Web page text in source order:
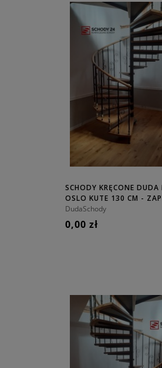
SCHODY KRĘCONE DUDA
OSLO KUTE 130 CM -
CENĘ!
DudaSchody
0,00 zł